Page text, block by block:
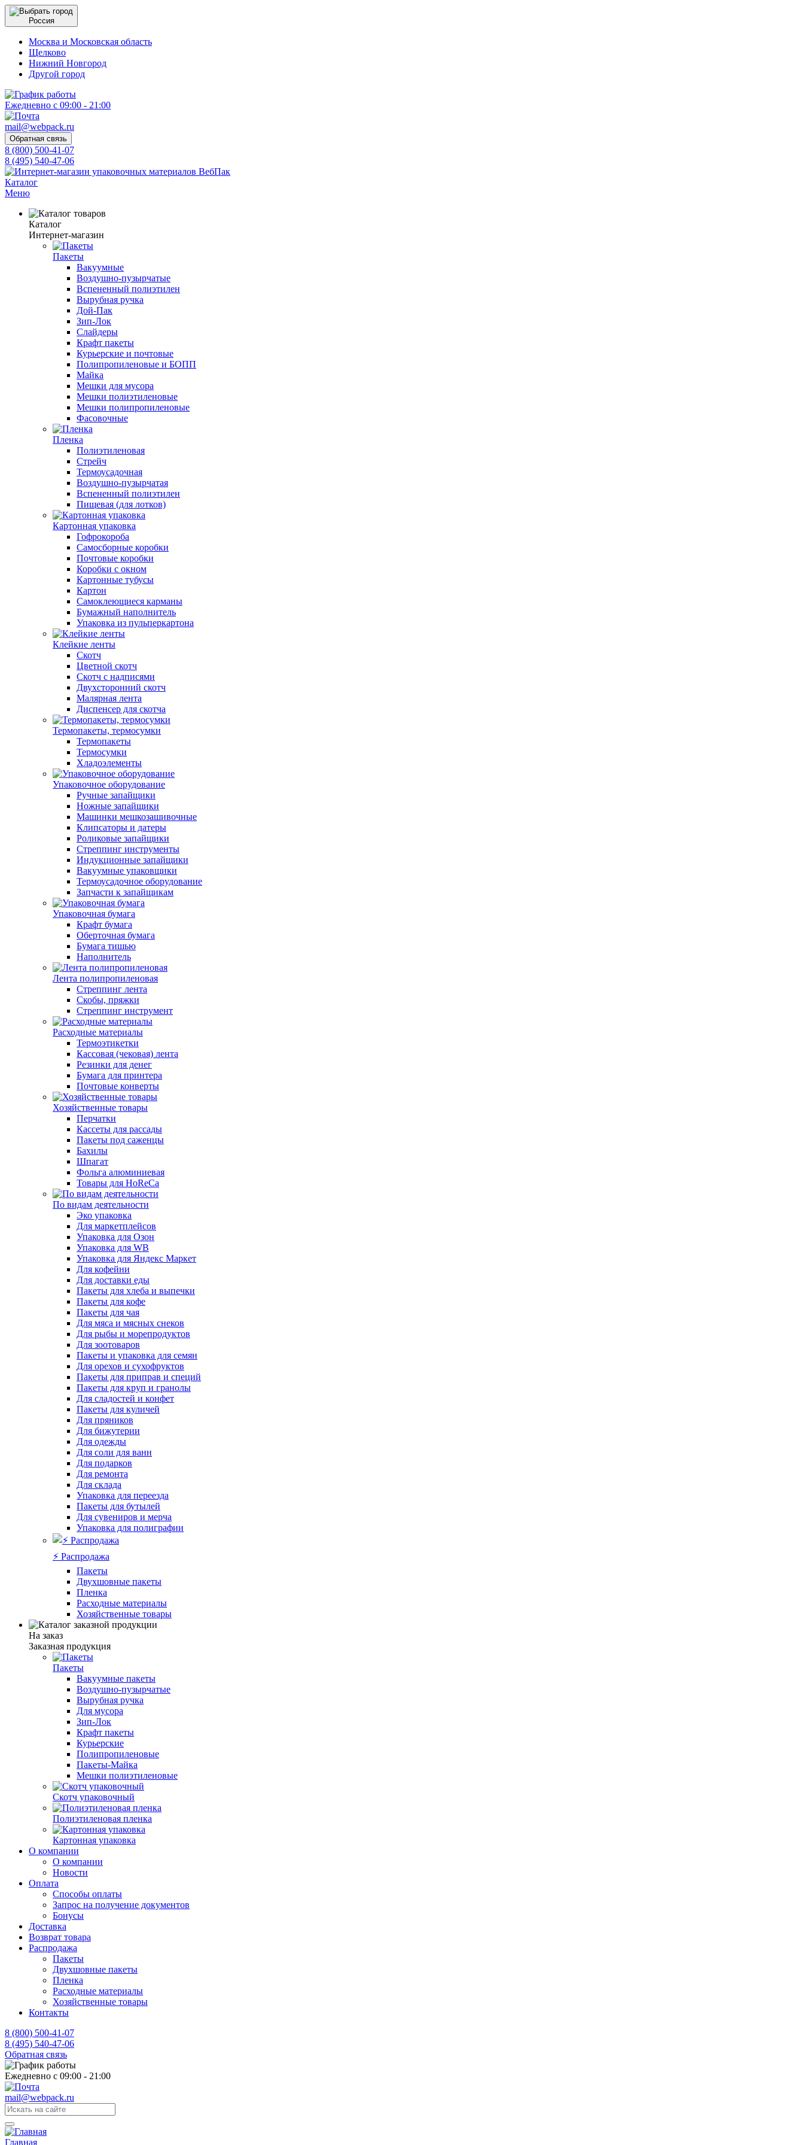
Россия
Москва и Московская область
Щелково
Нижний Новгород
Другой город
Ежедневно с 09:00 - 21:00
mail@webpack.ru
Обратная связь
8 (800) 500-41-07
8 (495) 540-47-06
Каталог
Меню
Каталог
Интернет-магазин
Пакеты
Вакуумные
Воздушно-пузырчатые
Вспененный полиэтилен
Вырубная ручка
Дой-Пак
Зип-Лок
Слайдеры
Крафт пакеты
Курьерские и почтовые
Полипропиленовые и БОПП
Майка
Мешки для мусора
Мешки полиэтиленовые
Мешки полипропиленовые
Фасовочные
Пленка
Полиэтиленовая
Стрейч
Термоусадочная
Воздушно-пузырчатая
Вспененный полиэтилен
Пищевая (для лотков)
Картонная упаковка
Гофрокороба
Самосборные коробки
Почтовые коробки
Коробки с окном
Картонные тубусы
Картон
Самоклеющиеся карманы
Бумажный наполнитель
Упаковка из пульперкартона
Клейкие ленты
Скотч
Цветной скотч
Скотч с надписями
Двухсторонний скотч
Малярная лента
Диспенсер для скотча
Термопакеты, термосумки
Термопакеты
Термосумки
Хладоэлементы
Упаковочное оборудование
Ручные запайщики
Ножные запайщики
Машинки мешкозашивочные
Клипсаторы и датеры
Роликовые запайщики
Стреппинг инструменты
Индукционные запайщики
Вакуумные упаковщики
Термоусадочное оборудование
Запчасти к запайщикам
Упаковочная бумага
Крафт бумага
Оберточная бумага
Бумага тишью
Наполнитель
Лента полипропиленовая
Стреппинг лента
Скобы, пряжки
Стреппинг инструмент
Расходные материалы
Термоэтикетки
Кассовая (чековая) лента
Резинки для денег
Бумага для принтера
Почтовые конверты
Хозяйственные товары
Перчатки
Кассеты для рассады
Пакеты под саженцы
Бахилы
Шпагат
Фольга алюминиевая
Товары для HoReCa
По видам деятельности
Эко упаковка
Для маркетплейсов
Упаковка для Озон
Упаковка для WB
Упаковка для Яндекс Маркет
Для кофейни
Для доставки еды
Пакеты для хлеба и выпечки
Пакеты для кофе
Пакеты для чая
Для мяса и мясных снеков
Для рыбы и морепродуктов
Для зоотоваров
Пакеты и упаковка для семян
Для орехов и сухофруктов
Пакеты для приправ и специй
Пакеты для круп и гранолы
Для сладостей и конфет
Пакеты для куличей
Для пряников
Для бижутерии
Для одежды
Для соли для ванн
Для подарков
Для ремонта
Для склада
Упаковка для переезда
Пакеты для бутылей
Для сувениров и мерча
Упаковка для полиграфии
⚡️ Распродажа
Пакеты
Двухшовные пакеты
Пленка
Расходные материалы
Хозяйственные товары
На заказ
Заказная продукция
Пакеты
Вакуумные пакеты
Воздушно-пузырчатые
Вырубная ручка
Для мусора
Зип-Лок
Крафт пакеты
Курьерские
Полипропиленовые
Пакеты-Майка
Мешки полиэтиленовые
Скотч упаковочный
Полиэтиленовая пленка
Картонная упаковка
О компании
О компании
Новости
Оплата
Способы оплаты
Запрос на получение документов
Бонусы
Доставка
Возврат товара
Распродажа
Пакеты
Двухшовные пакеты
Пленка
Расходные материалы
Хозяйственные товары
Контакты
8 (800) 500-41-07
8 (495) 540-47-06
Обратная связь
Ежедневно с 09:00 - 21:00
mail@webpack.ru
Главная